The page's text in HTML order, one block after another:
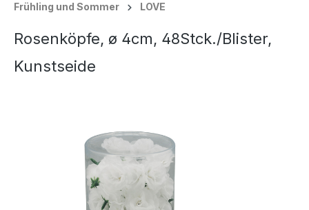
Frühling und Sommer LOVE
Rosenköpfe, ø 4cm, 48Stck./Blister,
Kunstseide